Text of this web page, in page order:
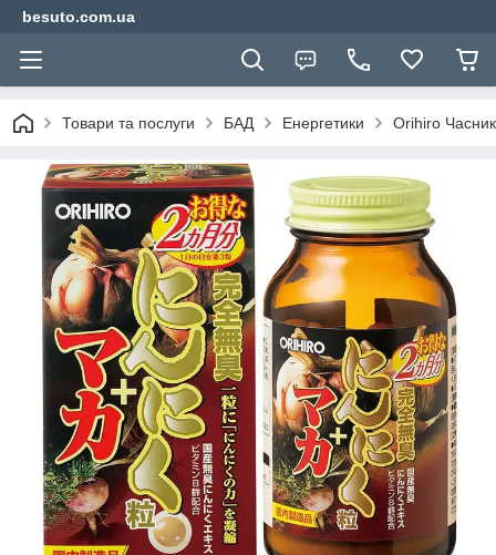
besuto.com.ua
Товари та послуги БАД Енергетики Orihiro